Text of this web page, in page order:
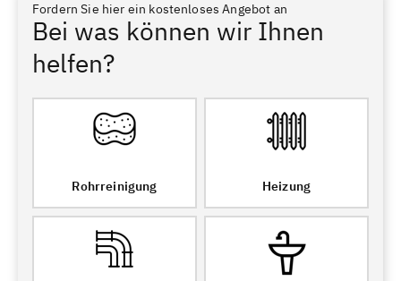
Fordern Sie hier ein kostenloses Angebot an
Bei was können wir Ihnen
helfen?
Rohrreinigung Heizung